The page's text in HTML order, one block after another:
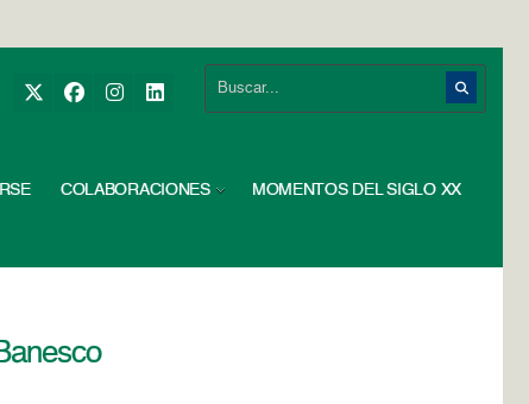
RSE COLABORACIONES MOMENTOS DEL SIGLO XX